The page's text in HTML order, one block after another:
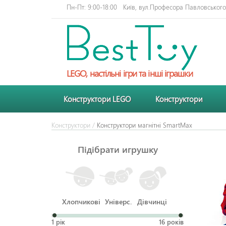
Пн-Пт: 9:00-18:00 Київ, вул.Професора
LEGO, настільні ігри та інші іграшки
Конструктори LEGO Конструктори
Конструктори / Конструктори магнітні SmartMax
Підібрати игрушку
Хлопчикові Універс. Дівчинці
1 рік 16 років